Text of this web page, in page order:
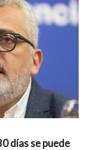
días se puede